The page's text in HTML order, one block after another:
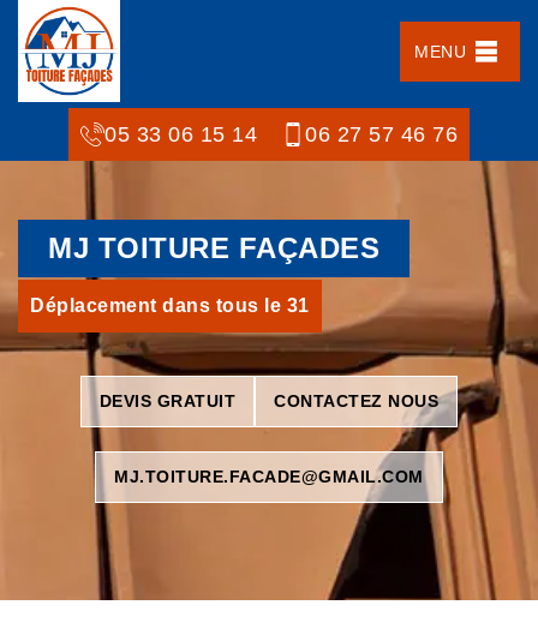
MENU
05 33 06 15 14 06 27 57 46 76
MJ TOITURE FAÇADES
Déplacement dans tous le 31
DEVIS GRATUIT CONTACTEZ NOUS
MJ.TOITURE.FACADE@GMAIL.COM